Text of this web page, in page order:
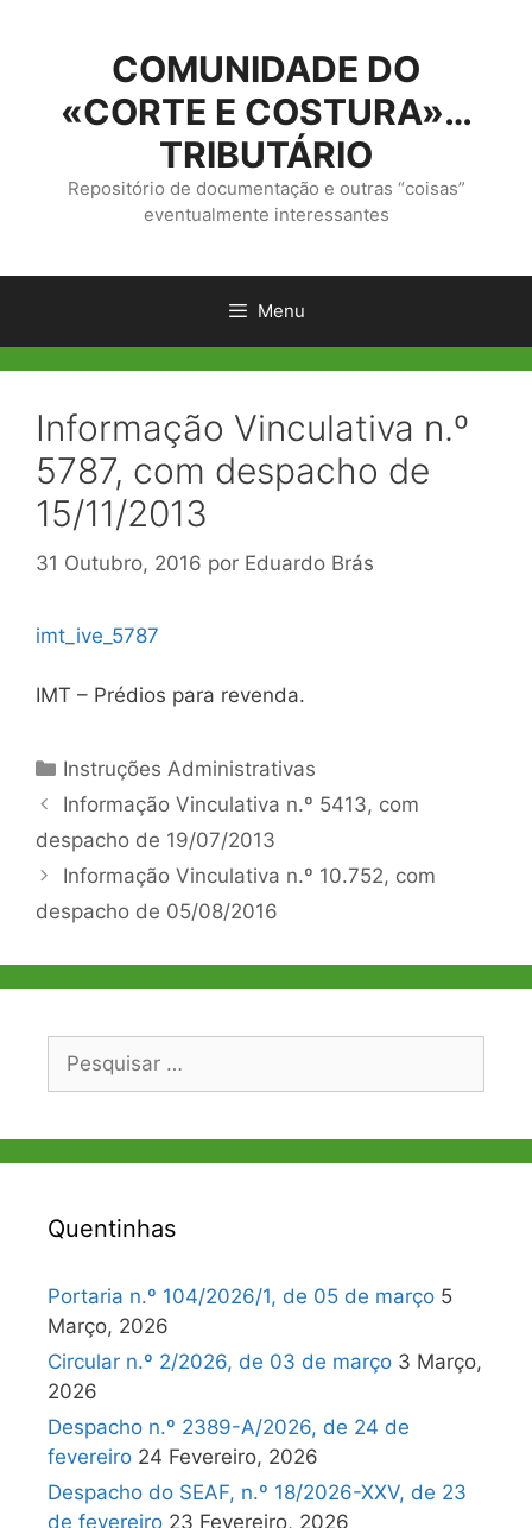
conteúdo
COMUNIDADE DO
«CORTE E COSTURA»…
TRIBUTÁRIO
Repositório de documentação e outras “coisas”
eventualmente interessantes
Menu
Informação Vinculativa n.º
5787, com despacho de
15/11/2013
31 Outubro, 2016 por Eduardo Brás
imt_ive_5787
IMT – Prédios para revenda.
Categorias
Instruções Administrativas
Navegação
de
artigos
Informação Vinculativa n.º 5413, com
despacho de 19/07/2013
Informação Vinculativa n.º 10.752, com
despacho de 05/08/2016
Pesquisar
Quentinhas
Portaria n.º 104/2026/1, de 05 de março 5
Março, 2026
Circular n.º 2/2026, de 03 de março 3 Março,
2026
Despacho n.º 2389-A/2026, de 24 de
fevereiro 24 Fevereiro, 2026
Despacho do SEAF, n.º 18/2026-XXV, de 23
de fevereiro 23 Fevereiro, 2026